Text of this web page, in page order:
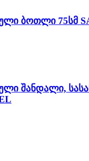
ბოთლი 75სმ
შანდალი,